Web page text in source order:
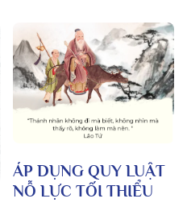
ÁP DỤNG QUY LUẬT
NỖ LỰC TỐI THIỂU